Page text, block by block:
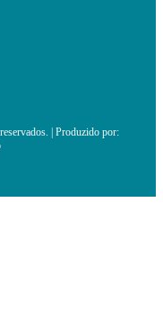
| Produzido por: